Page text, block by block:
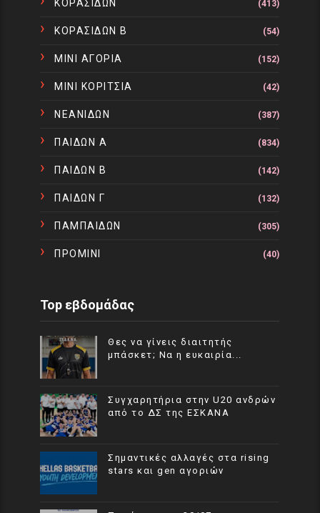
ΚΟΡΑΣΙΔΩΝ (413)
ΚΟΡΑΣΙΔΩΝ Β (54)
ΜΙΝΙ ΑΓΟΡΙΑ (152)
ΜΙΝΙ ΚΟΡΙΤΣΙΑ (42)
ΝΕΑΝΙΔΩΝ (387)
ΠΑΙΔΩΝ Α (834)
ΠΑΙΔΩΝ Β (142)
ΠΑΙΔΩΝ Γ (132)
ΠΑΜΠΑΙΔΩΝ (305)
ΠΡΟΜΙΝΙ (40)
Top εβδομάδας
Θες να γίνεις διαιτητής
μπάσκετ; Να η ευκαιρία...
Συγχαρητήρια στην U20 ανδρών
από το ΔΣ της ΕΣΚΑΝΑ
Σημαντικές αλλαγές στα rising
stars και gen αγοριών